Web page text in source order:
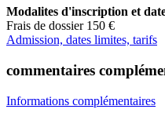
Modalites d'inscription et
Frais de dossier 150 €
Admission, dates limites, tarifs
commentaires
Informations complémentaires